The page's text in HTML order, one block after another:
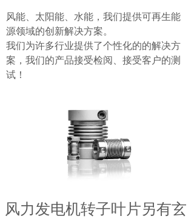
风能、太阳能、水能，我们提供可再生能
源领域的创新解决方案。
我们为许多行业提供了个性化的的解决方
案，我们的产品接受检阅、接受客户的测
试！
服务热
线：
热门
18020065
风力发电机转子叶片另有玄